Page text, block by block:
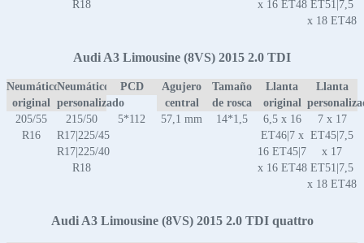
R18
x 16 ET48 ET51|7,5
x 18 ET48
Audi A3 Limousine (8VS) 2015 2.0 TDI
Neumático
original
Neumático
personalizado
PCD
Agujero
central
Tamaño
de rosca
Llanta
original
Llanta
205/55
R16
215/50
R17|225/45
R17|225/40
R18
5*112 57,1 mm 14*1,5
6,5 x 16
ET46|7 x
16 ET45|7
x 16 ET48
7 x 17
ET45|7,5
x 17
ET51|7,5
x 18 ET48
Audi A3 Limousine (8VS) 2015 2.0 TDI quattro